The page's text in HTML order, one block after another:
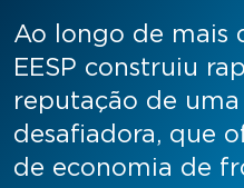
Ao longo de mais
EESP construiu
reputação de
desafiadora, que
de economia de